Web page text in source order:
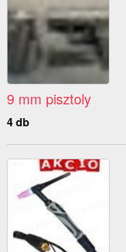
9 mm pisztoly
4 db